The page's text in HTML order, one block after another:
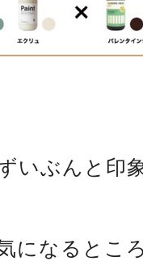
いぶんと印
になるとこ